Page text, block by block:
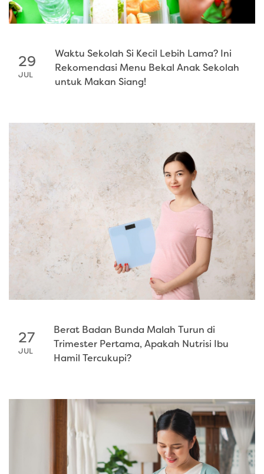
29
JUL
Waktu Sekolah Si Kecil Lebih Lama? Ini
Rekomendasi Menu Bekal Anak Sekolah
untuk Makan Siang!
27
JUL
Berat Badan Bunda Malah Turun di
Trimester Pertama, Apakah Nutrisi Ibu
Hamil Tercukupi?